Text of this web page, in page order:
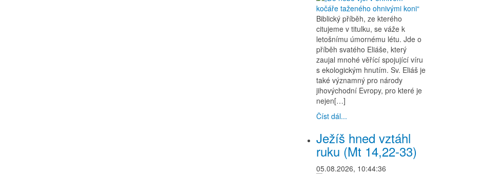
Biblický příběh, ze kterého
citujeme v titulku, se váže k
letošnímu úmornému létu. Jde o
příběh svatého Eliáše, který
zaujal mnohé věřící spojující víru
s ekologickým hnutím. Sv. Eliáš je
také významný pro národy
jihovýchodní Evropy, pro které je
nejen[…]
Číst dál...
Ježíš hned vztáhl
ruku (Mt 14,22-33)
05.08.2026, 10:44:36